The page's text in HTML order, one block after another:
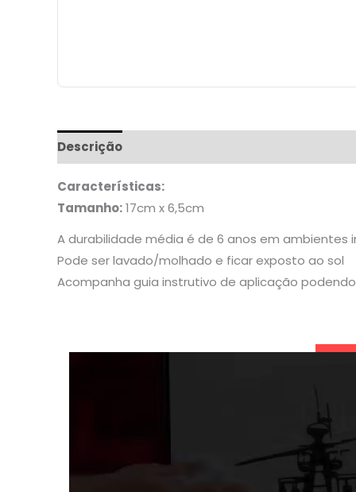
Descrição
Características:
Tamanho:17cm x 6,5cm
A durabilidade média é de 6 anos em
Pode ser lavado/molhado e ficar exposto ao sol
Acompanha guia instrutivo de aplicação